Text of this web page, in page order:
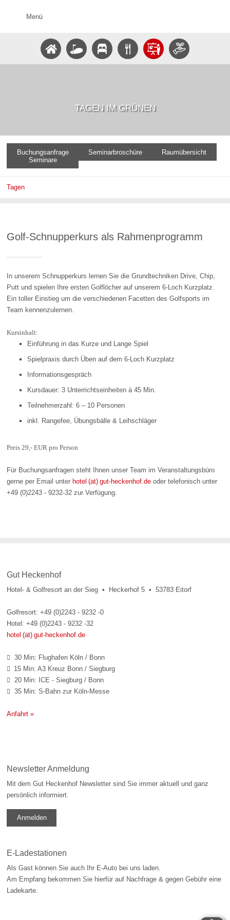
Menü
TAGEN IM GRÜNEN
Buchungsanfrage
Seminare
Seminarbroschüre Raumübersicht
Tagen
Golf-Schnupperkurs als Rahmenprogramm
In unserem Schnupperkurs lernen Sie die Grundtechniken Drive, Chip,
Putt und spielen Ihre ersten Golflöcher auf unserem 6-Loch Kurzplatz.
Ein toller Einstieg um die verschiedenen Facetten des Golfsports im
Team kennenzulernen.
Kursinhalt:
Einführung in das Kurze und Lange Spiel
Spielpraxis durch Üben auf dem 6-Loch Kurzplatz
Informationsgespräch
Kursdauer: 3 Unterrichtseinheiten à 45 Min.
Teilnehmerzahl: 6 – 10 Personen
inkl. Rangefee, Übungsbälle & Leihschläger
Preis 29,- EUR pro Person
Für Buchungsanfragen steht Ihnen unser Team im Veranstaltungsbüro
gerne per Email unter hotel (at) gut-heckenhof.de oder telefonisch unter
+49 (0)2243 - 9232-32 zur Verfügung.
Gut Heckenhof
Hotel- & Golfresort an der Sieg • Heckerhof 5 • 53783 Eitorf
Golfresort: +49 (0)2243 - 9232 -0
Hotel: +49 (0)2243 - 9232 -32
hotel (at) gut-heckenhof.de
 30 Min: Flughafen Köln / Bonn
 15 Min: A3 Kreuz Bonn / Siegburg
 20 Min: ICE - Siegburg / Bonn
 35 Min: S-Bahn zur Köln-Messe
Anfahrt »
Newsletter Anmeldung
Mit dem Gut Heckenhof Newsletter sind Sie immer aktuell und ganz
persönlich informiert.
Anmelden
E-Ladestationen
Als Gast können Sie auch Ihr E-Auto bei uns laden.
Am Empfang bekommen Sie hierfür auf Nachfrage & gegen Gebühr eine
Ladekarte.